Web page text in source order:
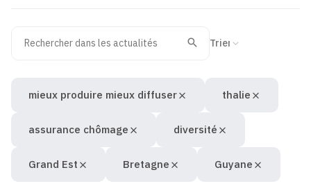
Recherche
Valider
mieux produire mieux diffuser thalie
assurance chômage diversité
Grand Est Bretagne Guyane